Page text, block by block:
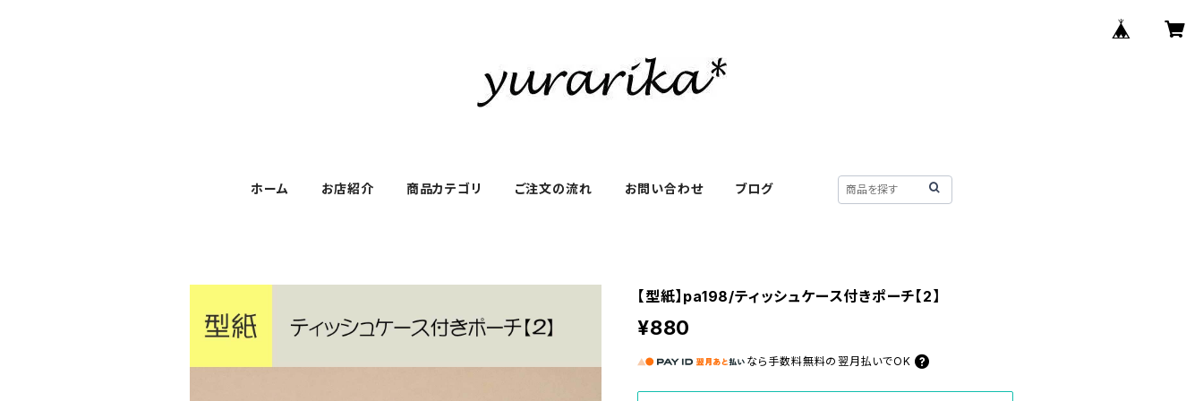
ホーム お店紹介 商品カテゴリ ご注文の流れ お問い合わせ ブログ
【型紙】pa198/ティッシュケース付きポーチ【2】
¥880
なら 手数料無料の 翌月払いでOK